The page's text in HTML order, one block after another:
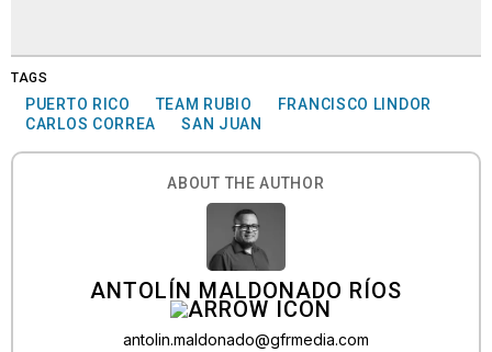
TAGS
PUERTO RICO TEAM RUBIO
FRANCISCO LINDOR
CARLOS CORREA
SAN JUAN
ABOUT THE AUTHOR
ANTOLÍN MALDONADO RÍOS
antolin.maldonado@gfrmedia.com